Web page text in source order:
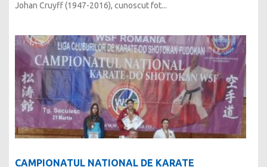
Johan Cruyff (1947-2016), cunoscut fot...
CAMPIONATUL NATIONAL DE KARATE